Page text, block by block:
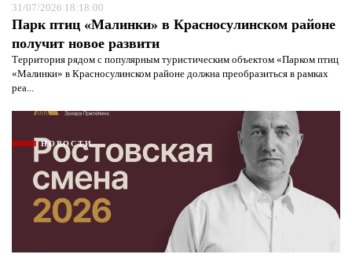
31/07/2026 18:18:00
Парк птиц «Малинки» в Красносулинском районе
получит новое развити
Территория рядом с популярным туристическим объектом «Парком птиц
«Малинки» в Красносулинском районе должна преобразиться в рамках
реа...
НОВОСТИ